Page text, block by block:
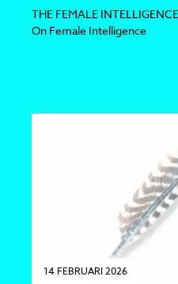
THE FEMALE
On Female Intelligence
14 FEBRUARI 2026